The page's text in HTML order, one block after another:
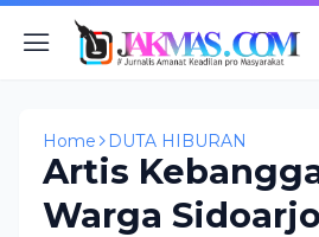
Home DUTA HIBURAN
Artis
Warga